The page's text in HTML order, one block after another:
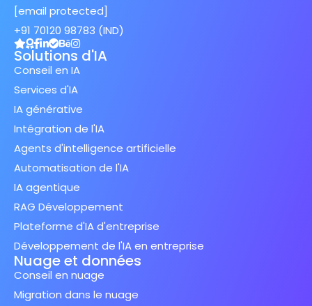
[email protected]
+91 70120 98783 (IND)
Solutions d'IA
Conseil en IA
Services d'IA
IA générative
Intégration de l'IA
Agents d'intelligence artificielle
Automatisation de l'IA
IA agentique
RAG Développement
Plateforme d'IA d'entreprise
Développement de l'IA en entreprise
Nuage et données
Conseil en nuage
Migration dans le nuage